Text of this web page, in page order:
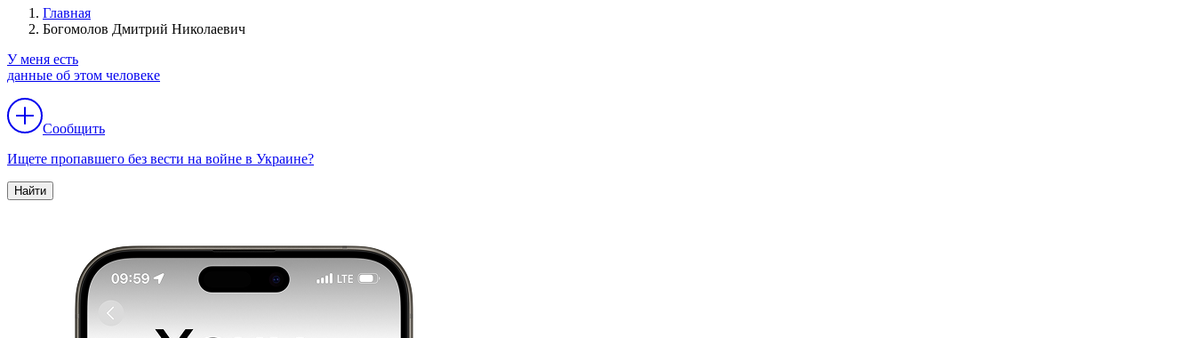
Главная
Богомолов Дмитрий Николаевич
У меня есть
данные об этом человеке
Сообщить
Ищете пропавшего без вести на войне в Украине?
Найти